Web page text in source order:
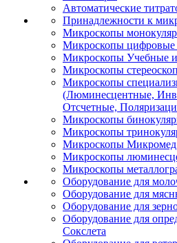
Автоматические
Принадлежности к
Микроскопы
Микроскопы
Микроскопы Учебные
Микроскопы
Микроскопы
(Люминесцентные,
Отсчетные,
Микроскопы
Микроскопы
Микроскопы Микромед
Микроскопы
Микроскопы
Оборудование для
Оборудование для
Оборудование для
Оборудование для
Сокслета